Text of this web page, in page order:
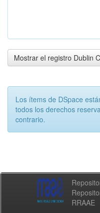
Mostrar el registro Dublin
Los ítems de DSpace
todos los derechos
contrario.
RRAAE